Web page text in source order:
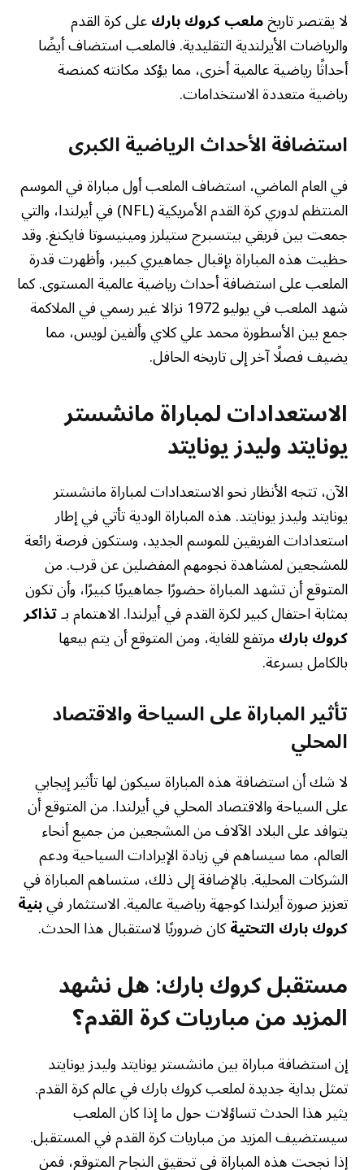
لا يقتصر تاريخملعب كروك باركعلى كرة القدم
والرياضات الأيرلندية التقليدية. فالملعب استضاف أيضًا
أحداثًا رياضية عالمية أخرى، مما يؤكد مكانته كمنصة
رياضية متعددة الاستخدامات.
استضافة الأحداث الرياضية الكبرى
في العام الماضي، استضاف الملعب أول مباراة في الموسم
المنتظم لدوري كرة القدم الأمريكية (NFL) في أيرلندا، والتي
جمعت بين فريقي بيتسبرج ستيلرز ومينيسوتا فايكنغ. وقد
حظيت هذه المباراة بإقبال جماهيري كبير، وأظهرت قدرة
الملعب على استضافة أحداث رياضية عالمية المستوى. كما
شهد الملعب في يوليو 1972 نزالا غير رسمي في الملاكمة
جمع بين الأسطورة محمد علي كلاي وألفين لويس، مما
يضيف فصلًا آخر إلى تاريخه الحافل.
الاستعدادات لمباراة مانشستر
يونايتد وليدز يونايتد
الآن، تتجه الأنظار نحو الاستعدادات لمباراة مانشستر
يونايتد وليدز يونايتد. هذه المباراة الودية تأتي في إطار
استعدادات الفريقين للموسم الجديد، وستكون فرصة رائعة
للمشجعين لمشاهدة نجومهم المفضلين عن قرب. من
المتوقع أن تشهد المباراة حضورًا جماهيريًا كبيرًا، وأن تكون
بمثابة احتفال كبير لكرة القدم في أيرلندا. الاهتمام بـتذاكر
كروك باركمرتفع للغاية، ومن المتوقع أن يتم بيعها
بالكامل بسرعة.
تأثير المباراة على السياحة والاقتصاد
المحلي
لا شك أن استضافة هذه المباراة سيكون لها تأثير إيجابي
على السياحة والاقتصاد المحلي في أيرلندا. من المتوقع أن
يتوافد على البلاد الآلاف من المشجعين من جميع أنحاء
العالم، مما سيساهم في زيادة الإيرادات السياحية ودعم
الشركات المحلية. بالإضافة إلى ذلك، ستساهم المباراة في
تعزيز صورة أيرلندا كوجهة رياضية عالمية. الاستثمار فيبنية
كروك بارك التحتيةكان ضروريًا لاستقبال هذا الحدث.
مستقبل كروك بارك: هل نشهد
المزيد من مباريات كرة القدم؟
إن استضافة مباراة بين مانشستر يونايتد وليدز يونايتد
تمثل بداية جديدة لملعب كروك بارك في عالم كرة القدم.
يثير هذا الحدث تساؤلات حول ما إذا كان الملعب
سيستضيف المزيد من مباريات كرة القدم في المستقبل.
إذا نجحت هذه المباراة في تحقيق النجاح المتوقع، فمن